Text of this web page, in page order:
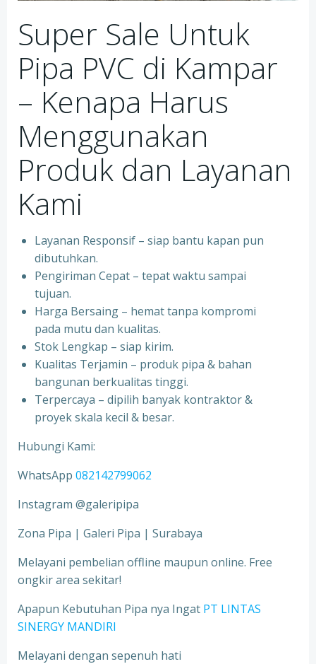
Super Sale Untuk
Pipa PVC di Kampar
– Kenapa Harus
Menggunakan
Produk dan Layanan
Kami
Layanan Responsif – siap bantu kapan pun
dibutuhkan.
Pengiriman Cepat – tepat waktu sampai
tujuan.
Harga Bersaing – hemat tanpa kompromi
pada mutu dan kualitas.
Stok Lengkap – siap kirim.
Kualitas Terjamin – produk pipa & bahan
bangunan berkualitas tinggi.
Terpercaya – dipilih banyak kontraktor &
proyek skala kecil & besar.
Hubungi Kami:
WhatsApp 082142799062
Instagram @galeripipa
Zona Pipa | Galeri Pipa | Surabaya
Melayani pembelian offline maupun online. Free
ongkir area sekitar!
Apapun Kebutuhan Pipa nya Ingat PT LINTAS
SINERGY MANDIRI
Melayani dengan sepenuh hati